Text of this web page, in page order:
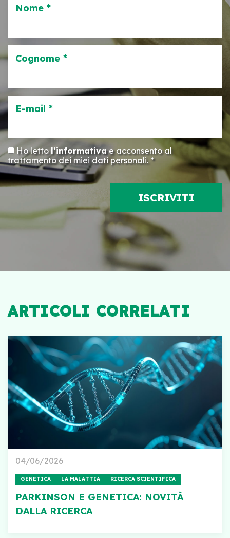
Nome *
Cognome *
E-mail *
Ho lettol’informativae acconsento al
trattamento dei miei dati personali. *
ARTICOLI CORRELATI
04/06/2026
GENETICA LA MALATTIA RICERCA SCIENTIFICA
PARKINSON E GENETICA: NOVITÀ
DALLA RICERCA